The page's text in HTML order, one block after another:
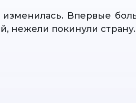
Впервые
нежели покинули страну.